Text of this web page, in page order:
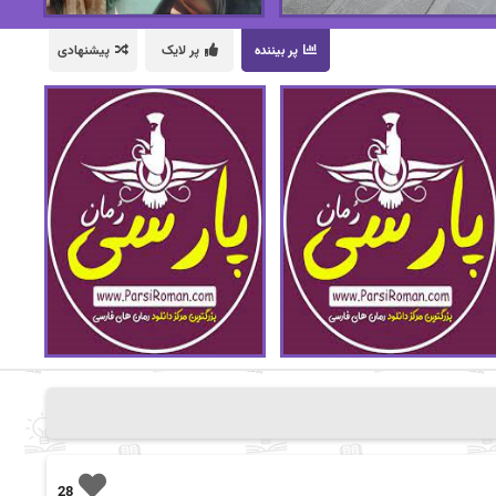
پر بیننده پر لایک پیشنهادی